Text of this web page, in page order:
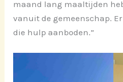
maand lang maaltijden
vanuit de gemeenschap.
die hulp aanboden.”